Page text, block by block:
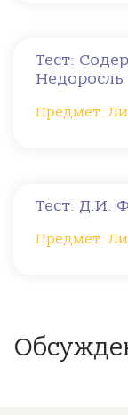
Тест:
Недоросль
Предмет:
Тест: Д.И.
Предмет: